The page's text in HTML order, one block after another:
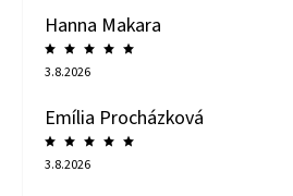
Hanna Makara
3.8.2026
Emília Procházková
3.8.2026